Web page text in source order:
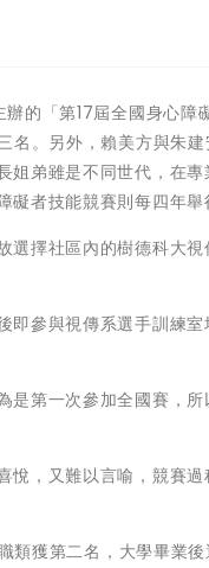
的「第17屆全國身心
。另外，賴美方與朱
弟雖是不同世代，在
者技能競賽則每四年舉
擇社區內的樹德科大
參與視傳系選手訓練
第一次參加全國賽，
，又難以言喻，競賽
類獲第二名，大學畢業